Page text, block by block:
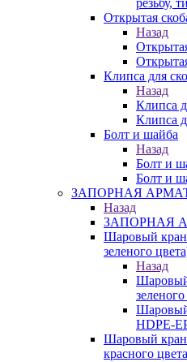
резьбу,
Открытая
Назад
Клипса для
Назад
Клипса
Клипса
Болт и шайба
Назад
Болт и
Болт и
ЗАПОРНАЯ
Назад
ЗАПОРНАЯ
Шаровый кран
зеленого
Назад
Шаровый
Шаровый
HDPE-
Шаровый кран
красного